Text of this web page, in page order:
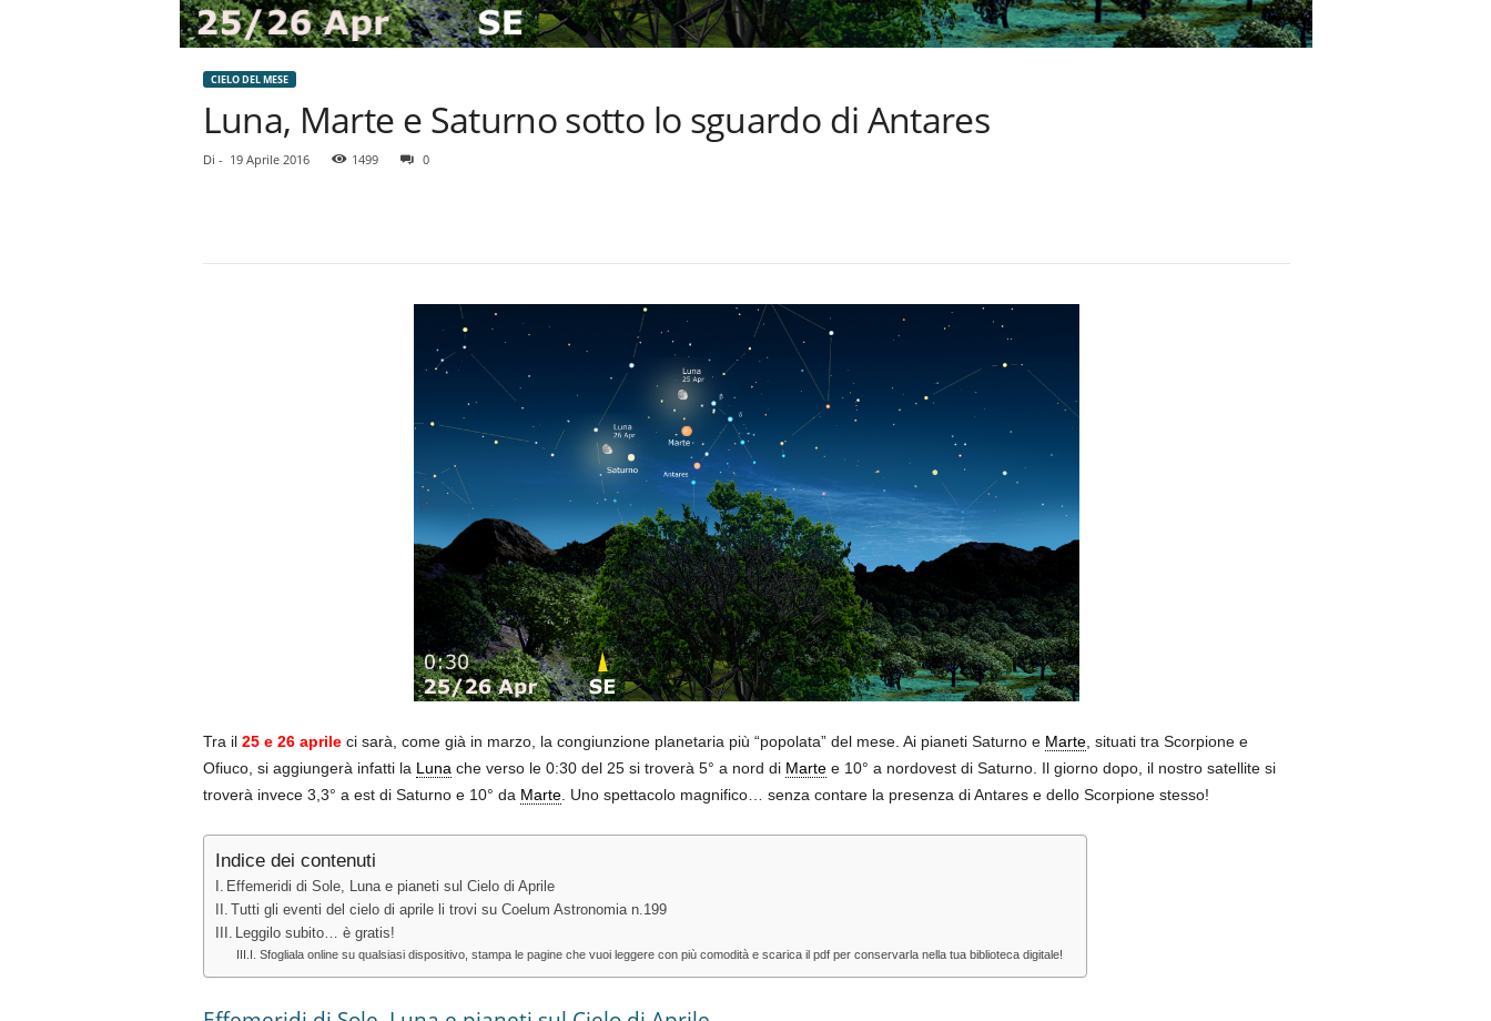
CIELO DEL MESE
Luna, Marte e Saturno sotto lo sguardo di Antares
Di - 19 Aprile 2016 1499 0
Tra il 25 e 26 aprileci sarà, come già in marzo, la congiunzione planetaria più “popolata” del mese. Ai pianeti Saturno e Marte, situati tra Scorpione e
Ofiuco, si aggiungerà infatti la Luna che verso le 0:30 del 25 si troverà 5° a nord di Martee 10° a nordovest di Saturno. Il giorno dopo, il nostro satellite si
troverà invece 3,3° a est di Saturno e 10° da Marte. Uno spettacolo magnifico… senza contare la presenza di Antares e dello Scorpione stesso!
Indice dei contenuti
Effemeridi di Sole, Luna e pianeti sul Cielo di Aprile
Tutti gli eventi del cielo di aprile li trovi su Coelum Astronomia n.199
Leggilo subito… è gratis!
Sfogliala online su qualsiasi dispositivo, stampa le pagine che vuoi leggere con più comodità e scarica il pdf per conservarla nella tua biblioteca digitale!